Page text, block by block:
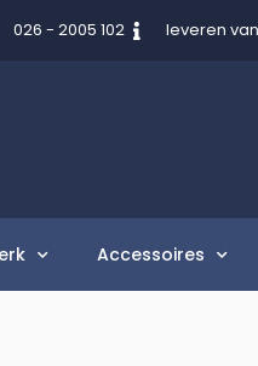
026 - 2005 102 leveren
Accessoires